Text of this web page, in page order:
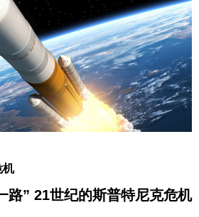
繁體字
Français
Español
العربية
机
路” 21世纪的斯普特尼克危机